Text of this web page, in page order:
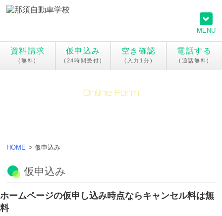
資料請求 仮申込み 空き確認 電話する
Online Form
HOME > 仮申込み
仮申込み
ホームページの仮申し込み時点ならキャンセル料は無
料
MENU